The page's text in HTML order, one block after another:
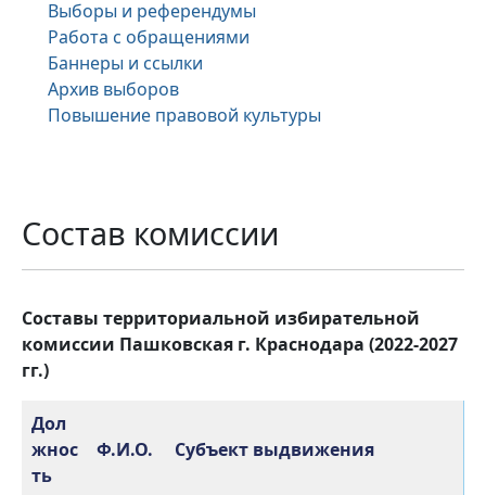
Выборы и референдумы
Работа с обращениями
Баннеры и ссылки
Архив выборов
Повышение правовой культуры
Состав комиссии
Составы территориальной избирательной
комиссии Пашковская г. Краснодара (2022-2027
гг.)
Дол
жнос
ть
Ф.И.О. Субъект выдвижения